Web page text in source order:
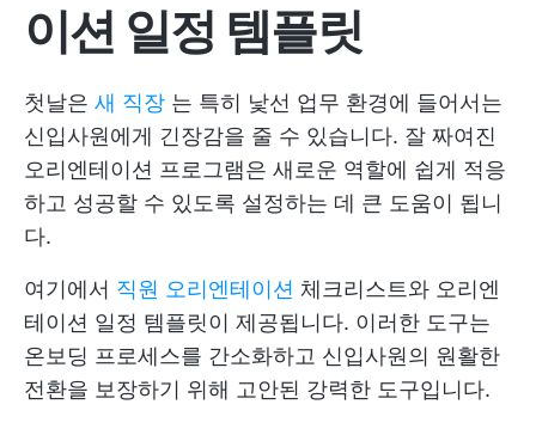
이션 일정 템플릿
첫날은 새 직장 는 특히 낯선 업무 환경에 들어서는
신입사원에게 긴장감을 줄 수 있습니다. 잘 짜여진
오리엔테이션 프로그램은 새로운 역할에 쉽게 적응
하고 성공할 수 있도록 설정하는 데 큰 도움이 됩니
다.
여기에서 직원 오리엔테이션 체크리스트와 오리엔
테이션 일정 템플릿이 제공됩니다. 이러한 도구는
온보딩 프로세스를 간소화하고 신입사원의 원활한
전환을 보장하기 위해 고안된 강력한 도구입니다.